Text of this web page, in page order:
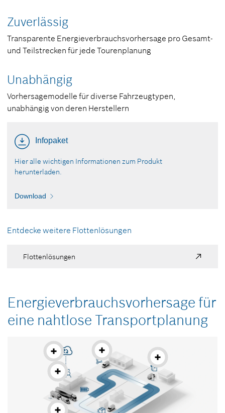
Zuverlässig
Transparente Energieverbrauchsvorhersage pro Gesamt-
und Teilstrecken für jede Tourenplanung
Unabhängig
Vorhersagemodelle für diverse Fahrzeugtypen,
unabhängig von deren Herstellern
Infopaket
Hier alle wichtigen Informationen zum Produkt
herunterladen.
Download
Entdecke weitere Flottenlösungen
Flottenlösungen
Energie­verbrauchs­vorhersage für
eine nahtlose Transportplanung